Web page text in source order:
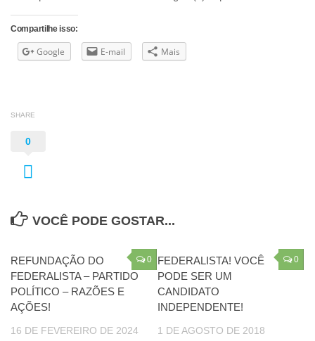
Compartilhe isso:
Google E-mail Mais
SHARE
0
VOCÊ PODE GOSTAR...
0
REFUNDAÇÃO DO
FEDERALISTA – PARTIDO
POLÍTICO – RAZÕES E
AÇÕES!
16 DE FEVEREIRO DE 2024
0
FEDERALISTA! VOCÊ
PODE SER UM
CANDIDATO
INDEPENDENTE!
1 DE AGOSTO DE 2018